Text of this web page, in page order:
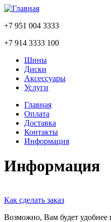
+7 951 004 3333
+7 914 3333 100
Шины
Диски
Аксессуары
Услуги
Главная
Оплата
Доставка
Контакты
Информация
Информация
Как сделать заказ
Возможно, Вам будет удобнее